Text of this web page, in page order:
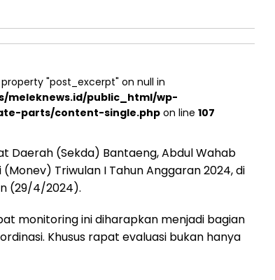
"post_excerpt" on null in
meleknews.id/public_html/wp-
parts/content-single.php on line107
Daerah (Sekda) Bantaeng, Abdul Wahab
Triwulan I Tahun Anggaran 2024, di
(29/4/2024).
monitoring ini diharapkan menjadi bagian
Khusus rapat evaluasi bukan hanya